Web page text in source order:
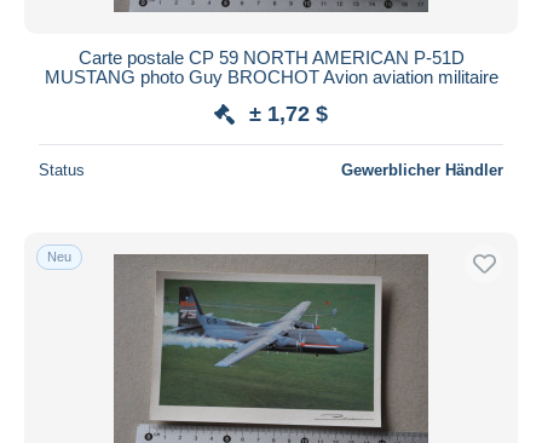
Carte postale CP 59 NORTH AMERICAN P-51D
MUSTANG photo Guy BROCHOT Avion aviation militaire
± 1,72 $
Status Gewerblicher Händler
Neu